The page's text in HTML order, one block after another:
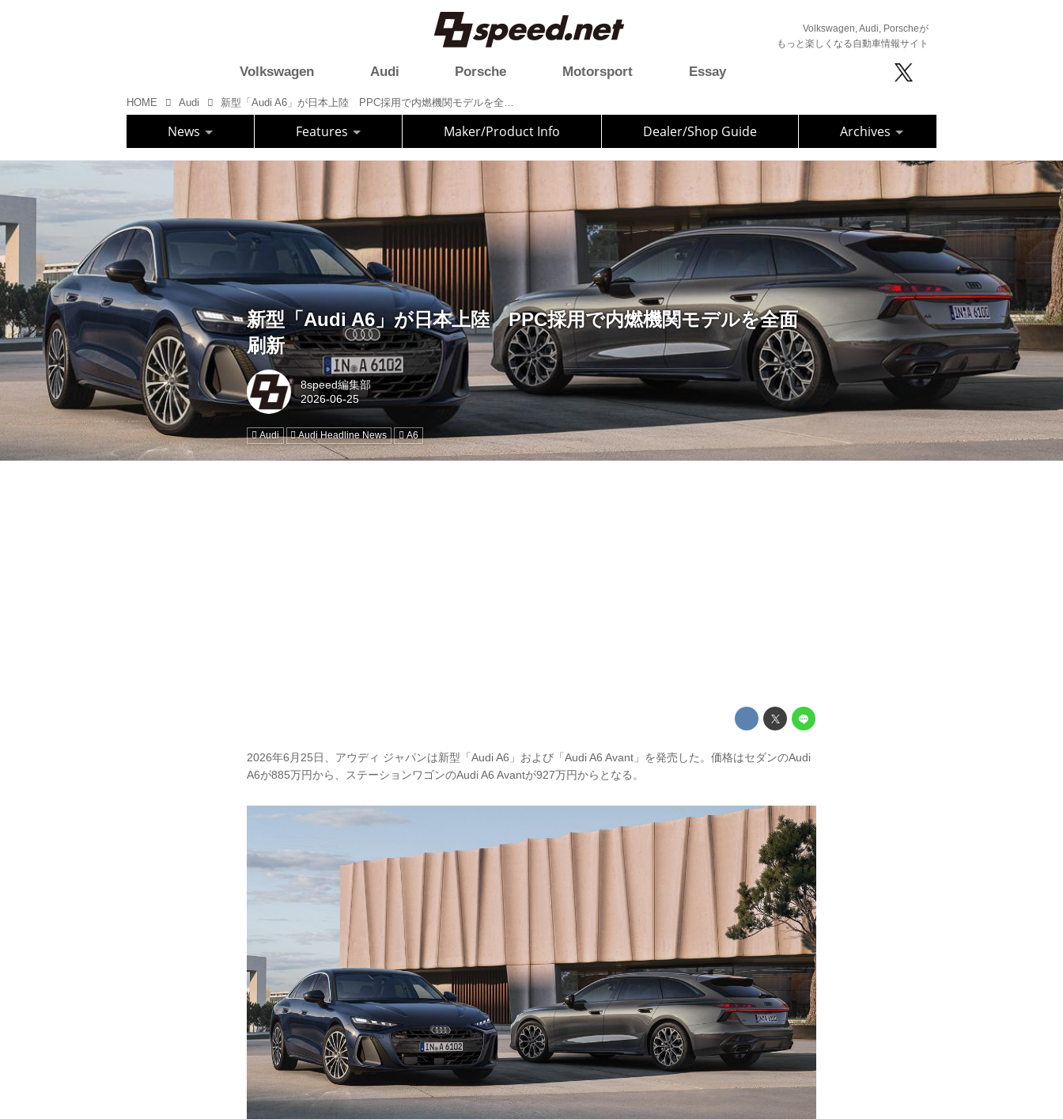
Volkswagen, Audi, Porscheが
もっと楽しくなる自動車情報サイト
Volkswagen Audi Porsche Motorsport Essay
HOME Audi 新型「Audi A6」が日本上陸 PPC採用で内燃機関モデルを全面刷新
News Features Maker/Product Info Dealer/Shop Guide Archives
新型「Audi A6」が日本上陸 PPC採用で内燃機関モデルを全面
刷新
8speed編集部
Audi Audi Headline News A6
2026年6月25日、アウディ ジャパンは新型「Audi A6」および「Audi A6 Avant」を発売した。価格はセダンのAudi
A6が885万円から、ステーションワゴンのAudi A6 Avantが927万円からとなる。